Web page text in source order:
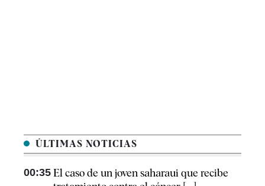
ÚLTIMAS NOTICIAS
00:35 El caso de un joven saharaui que recibe